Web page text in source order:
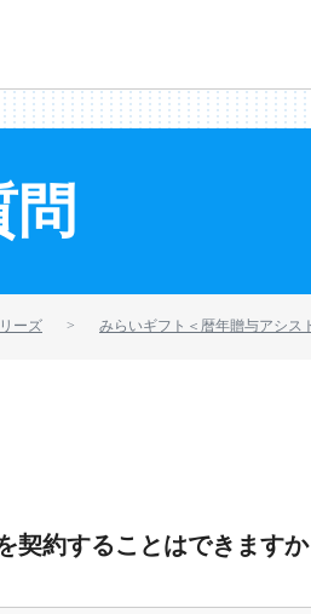
ーズ みらいギフト＜暦年贈与アシス
契約することはできますか